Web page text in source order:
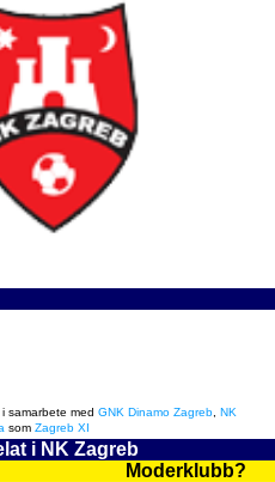
samarbete med GNK Dinamo Zagreb NK
som Zagreb XI
i NK Zagreb
Moderklubb?